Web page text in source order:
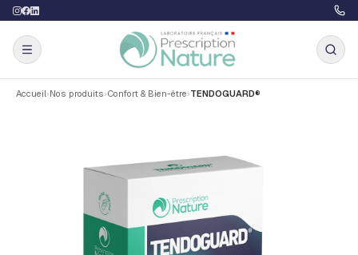
Accueil›Nos produits›Confort & Bien-être›TENDOGUARD®